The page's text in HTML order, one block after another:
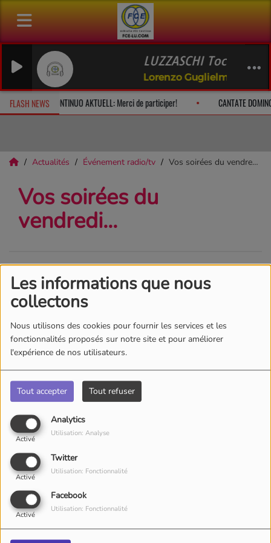
Les informations que nous
collectons
Nous utilisons des cookies pour fournir les services et les
fonctionnalités proposés sur notre site et pour améliorer
l'expérience de nos utilisateurs.
Tout accepter Tout refuser
Analytics
Activé
Utilisation: Analyse
Twitter
Activé
Utilisation: Fonctionnalité
Facebook
Activé
Utilisation: Fonctionnalité
LUZZASCHI Toccata
Lorenzo Guglielmo
FLASH NEWS CONTINUO AKTUELL: Merci de participer! CANTATE
Actualités Événement radio/tv Vos soirées du vendredi...
Vos soirées du
vendredi...